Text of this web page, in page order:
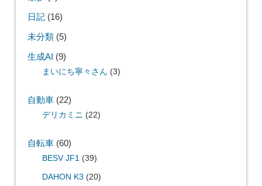
ラブプラスEVERY
ロード時間検証
今年遊んだゲーム
今月遊んだゲーム (1)
改めてプレイ(23)
コミック(4)
ニュース(1)
散歩(2)